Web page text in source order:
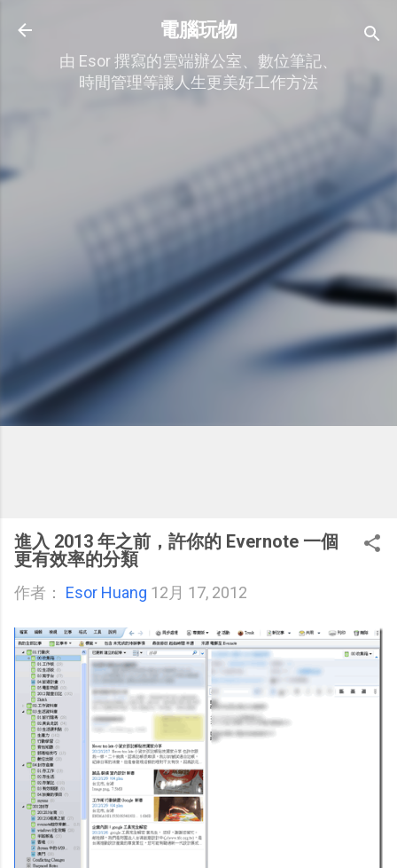
跳到主要內容
電腦玩物
由 Esor 撰寫的雲端辦公室、數位筆記、
時間管理等讓人生更美好工作方法
進入 2013 年之前，許你的 Evernote 一個
更有效率的分類
作者： Esor Huang 12月 17, 2012